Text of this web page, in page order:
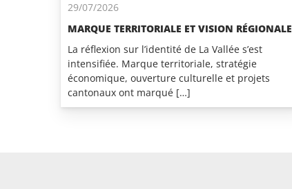
29/07/2026
MARQUE TERRITORIALE ET VISION RÉGIONALE
La réflexion sur l’identité de La Vallée s’est
intensifiée. Marque territoriale, stratégie
économique, ouverture culturelle et projets
cantonaux ont marqué […]